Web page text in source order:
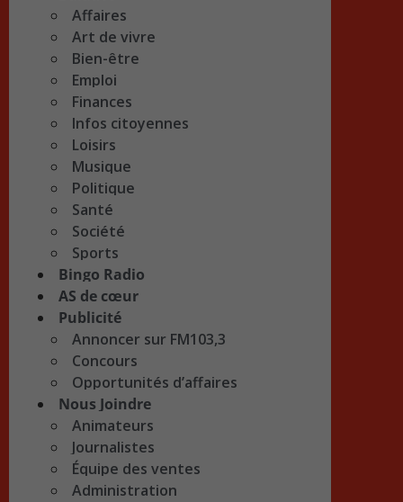
Affaires
Art de vivre
Bien-être
Emploi
Finances
Infos citoyennes
Loisirs
Musique
Politique
Santé
Société
Sports
Bingo Radio
AS de cœur
Publicité
Annoncer sur FM103,3
Concours
Opportunités d’affaires
Nous Joindre
Animateurs
Journalistes
Équipe des ventes
Administration